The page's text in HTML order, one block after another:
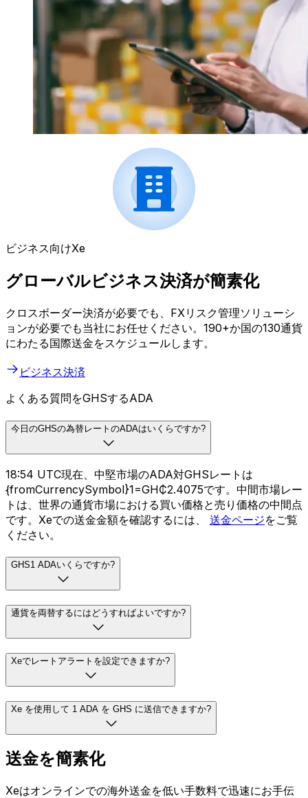
ビジネス向けXe
グローバルビジネス決済が簡素化
クロスボーダー決済が必要でも、FXリスク管理ソリューシ
ョンが必要でも当社にお任せください。190+か国の130通貨
にわたる国際送金をスケジュールします。
ビジネス決済
よくある質問をGHSするADA
今日のGHSの為替レートのADAはいくらですか?
18:54 UTC現在、中堅市場のADA対GHSレートは
{fromCurrencySymbol}1=GH₵2.4075です。中間市場レー
トは、世界の通貨市場における買い価格と売り価格の中間点
です。Xeでの送金金額を確認するには、 送金ページをご覧
ください。
GHS1 ADAいくらですか?
通貨を両替するにはどうすればよいですか?
Xeでレートアラートを設定できますか?
Xe を使用して 1 ADA を GHS に送信できますか?
送金を簡素化
Xeはオンラインでの海外送金を低い手数料で迅速にお手伝